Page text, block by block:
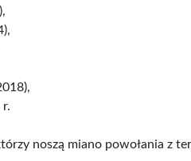
r.
noszą miano powołania z